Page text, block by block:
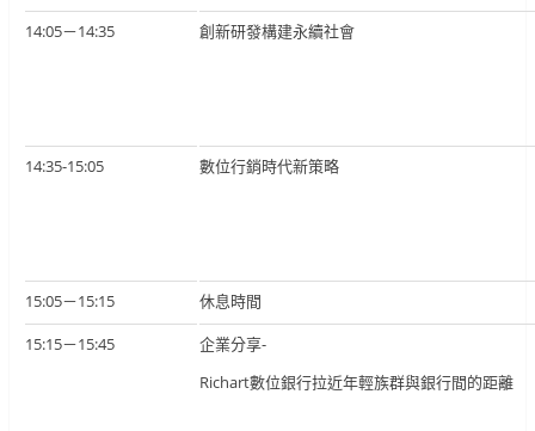
14:05－14:35
創新研發構建永續社會
14:35-15:05 數位行銷時代新策略
15:05－15:15
休息時間
15:15－15:45
企業分享-
Richart數位銀行拉近年輕族群與銀行間的距離